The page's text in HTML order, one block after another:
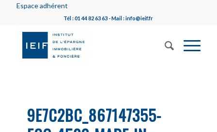
Espace adhérent
Tél : 01 44 82 63 63 - Mail : info@ieif.fr
9E7C2BC_867147355-